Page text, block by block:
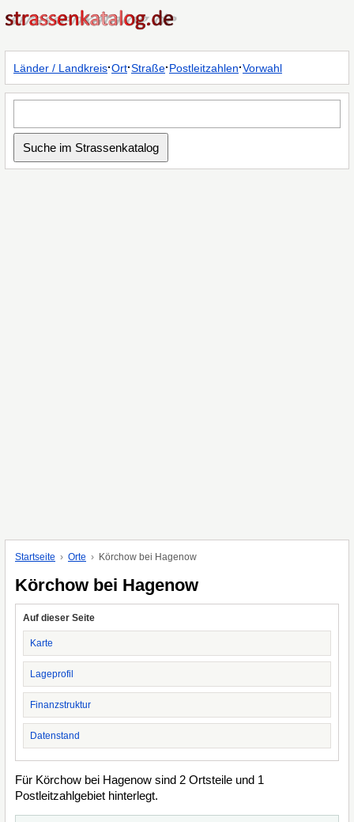
Länder / Landkreis·Ort·Straße·Postleitzahlen·Vorwahl
Startseite Orte Körchow bei Hagenow
Körchow bei Hagenow
Auf dieser Seite
Karte
Lageprofil
Finanzstruktur
Datenstand
Für Körchow bei Hagenow sind 2 Ortsteile und 1
Postleitzahlgebiet hinterlegt.